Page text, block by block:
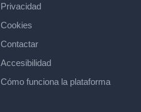
Privacidad
Cookies
Contactar
Accesibilidad
Cómo funciona la plataforma